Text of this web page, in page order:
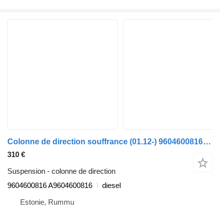
Colonne de direction souffrance (01.12-) 9604600816 pour camion Mercedes-Benz Actros MP4 Antos Arocs (2012-)
310 €
Suspension - colonne de direction
9604600816 A9604600816
diesel
Estonie, Rummu